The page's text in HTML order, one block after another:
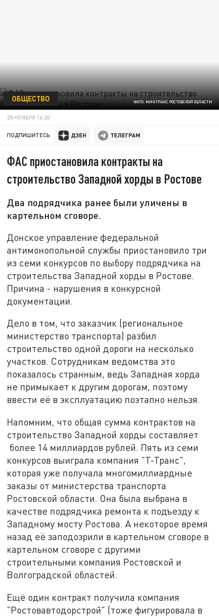
ФОТО: МИНТРАНС РОСТОВСКОЙ ОБЛАСТИ
ОБЩЕСТВО
28 НОЯБРЯ 16:20
ПОДПИШИТЕСЬ:
ФАС приостановила контракты на
строительство Западной хорды в Ростове
Два подрядчика ранее были уличены в
картельном сговоре.
Донское управление федеральной
антимонопольной службы приостановило три
из семи конкурсов по выбору подрядчика на
строительства Западной хорды в Ростове.
Причина - нарушения в конкурсной
документации.
Дело в том, что заказчик (региональное
министерство транспорта) разбил
строительство одной дороги на несколько
участков. Сотрудникам ведомства это
показалось странным, ведь Западная хорда
не примыкает к другим дорогам, поэтому
ввести её в эксплуатацию поэтапно нельзя.
Напомним, что общая сумма контрактов на
строительство Западной хорды составляет
более 14 миллиардов рублей. Пять из семи
конкурсов выиграла компания "Т-Транс",
которая уже получала многомиллиардные
заказы от министерства транспорта
Ростовской области. Она была выбрана в
качестве подрядчика ремонта к подъезду к
Западному мосту Ростова. А некоторое время
назад её заподозрили в картельном сговоре в
картельном сговоре с другими
строительными компания Ростовской и
Волгоградской областей.
Ещё один контракт получила компания
"Ростовавтодорстрой" (тоже фигурировала в